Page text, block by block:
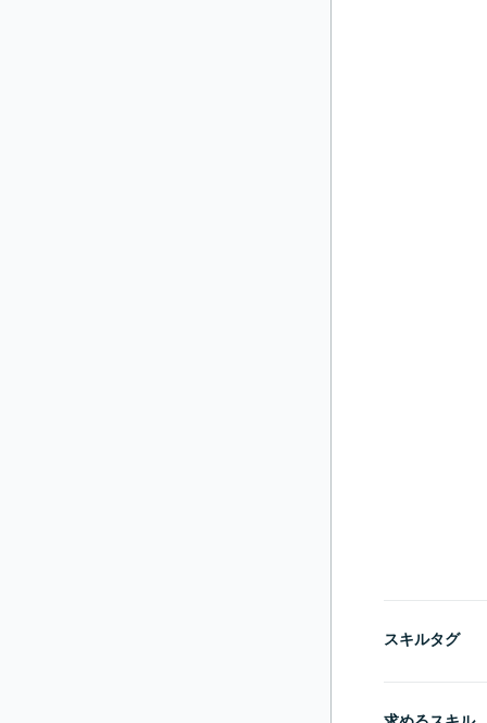
スキルタグ